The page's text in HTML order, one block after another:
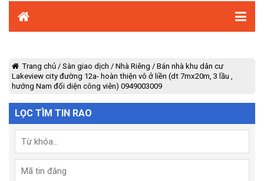
Trang chủ / Sàn giao dịch / Nhà Riêng / Bán nhà khu dân cư
Lakeview city đường 12a- hoàn thiện vô ở liền (dt 7mx20m, 3 lầu ,
hướng Nam đối diện công viên) 0949003009
LỌC TÌM TIN RAO